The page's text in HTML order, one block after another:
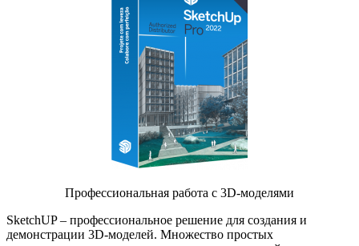
Профессиональная работа с 3D-моделями
SketchUP – профессиональное решение для создания и
демонстрации 3D-моделей. Множество простых